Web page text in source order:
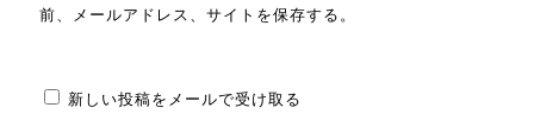
前、メールアドレス、サイトを保存する。
新しい投稿をメールで受け取る